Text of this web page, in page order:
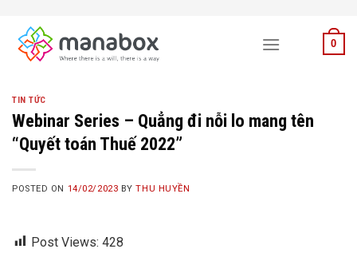
content
0
TIN TỨC
Webinar Series – Quẳng đi nỗi lo mang tên
“Quyết toán Thuế 2022”
POSTED ON 14/02/2023 BYTHU HUYỀN
Post Views: 428